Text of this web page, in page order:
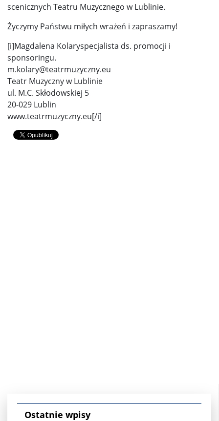
scenicznych Teatru Muzycznego w Lublinie.
Życzymy Państwu miłych wrażeń i zapraszamy!
[i]Magdalena Kolaryspecjalista ds. promocji i
sponsoringu.
m.kolary@teatrmuzyczny.eu
Teatr Muzyczny w Lublinie
ul. M.C. Skłodowskiej 5
20-029 Lublin
www.teatrmuzyczny.eu[/i]
Ostatnie wpisy